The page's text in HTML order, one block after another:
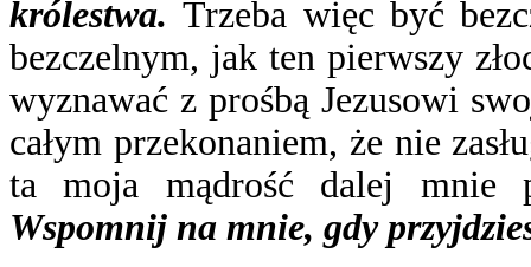
królestwa.Trzeba więc być
bezczelnym, jak ten pierwszy
wyznawać z prośbą Jezusowi
całym przekonaniem, że nie
ta moja mądrość dalej mnie
Wspomnij na mnie, gdy